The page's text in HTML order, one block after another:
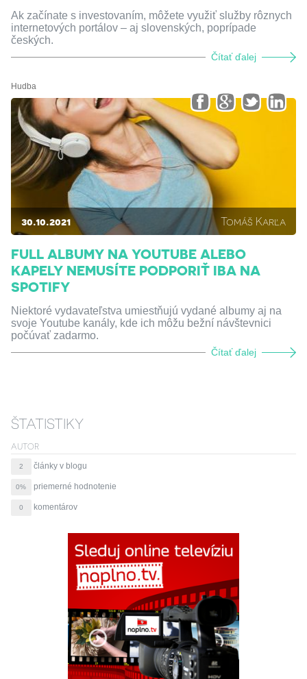
Ak začínate s investovaním, môžete využiť služby rôznych
internetových portálov – aj slovenských, poprípade
českých.
Čítať ďalej
Hudba
30.10.2021 Tomáš Karľa
FULL ALBUMY NA YOUTUBE ALEBO
KAPELY NEMUSÍTE PODPORIŤ IBA NA
SPOTIFY
Niektoré vydavateľstva umiestňujú vydané albumy aj na
svoje Youtube kanály, kde ich môžu bežní návštevnici
počúvať zadarmo.
Čítať ďalej
ŠTATISTIKY
AUTOR
2 články v blogu
0% priemerné hodnotenie
0 komentárov